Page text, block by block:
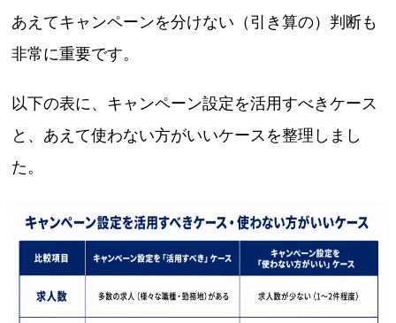
あえてキャンペーンを分けない（引き算の）判断も
非常に重要です。
以下の表に、キャンペーン設定を活用すべきケース
と、あえて使わない方がいいケースを整理しまし
た。